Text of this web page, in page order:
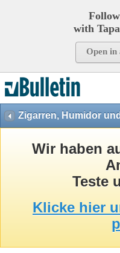
with
Open in
Zigarren, Humidor
Wir haben
Teste
Klicke hier
Page Time:0,08105
Templates:26